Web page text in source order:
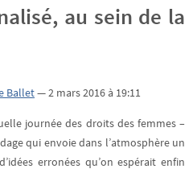
au sein de la
Ballet—2 mars 2016 à 19:11
journée des droits des femmes –
qui envoie dans l’atmosphère un
erronées qu’on espérait enfin